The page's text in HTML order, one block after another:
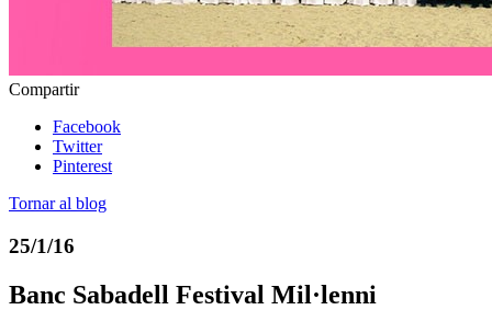
Compartir
Facebook
Twitter
Pinterest
Tornar al blog
25/1/16
Banc Sabadell Festival Mil·lenni